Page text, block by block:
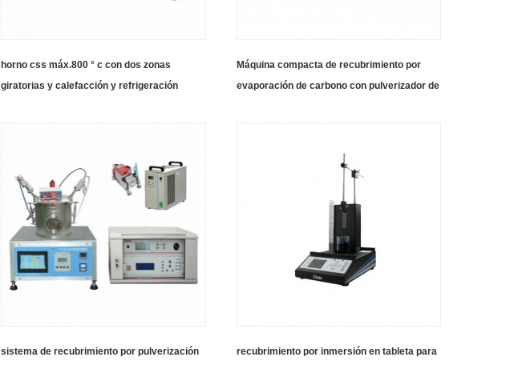
horno css máx.800 ° c con dos zonas
giratorias y calefacción y refrigeración
Máquina compacta de recubrimiento por
evaporación de carbono con pulverizador de
sistema de recubrimiento por pulverización
recubrimiento por inmersión en tableta para